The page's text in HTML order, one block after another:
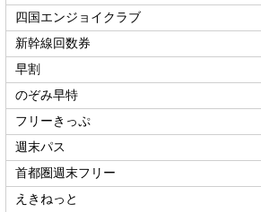
四国エンジョイクラブ
新幹線回数券
早割
のぞみ早特
フリーきっぷ
週末パス
首都圏週末フリー
えきねっと